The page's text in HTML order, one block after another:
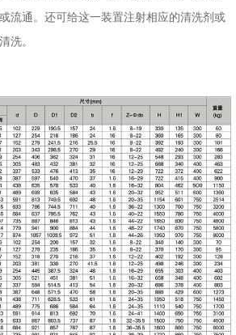
流通。还可给这一装置注射相应的清洗剂或
洗。